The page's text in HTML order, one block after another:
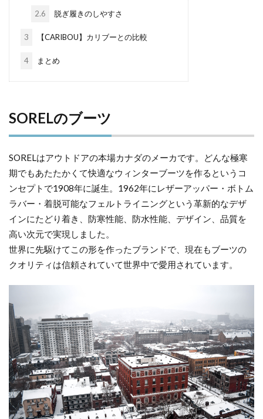
2.6 脱ぎ履きのしやすさ
3 【CARIBOU】カリブーとの比較
4 まとめ
SORELのブーツ
SORELはアウトドアの本場カナダのメーカです。どんな極寒
期でもあたたかくて快適なウィンターブーツを作るというコ
ンセプトで1908年に誕生。1962年にレザーアッパー・ボトム
ラバー・着脱可能なフェルトライニングという革新的なデザ
インにたどり着き、防寒性能、防水性能、デザイン、品質を
高い次元で実現しました。
世界に先駆けてこの形を作ったブランドで、現在もブーツの
クオリティは信頼されていて世界中で愛用されています。